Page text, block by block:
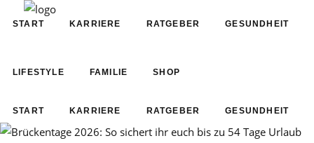
START KARRIERE RATGEBER GESUNDHEIT
START KARRIERE RATGEBER GESUNDHEIT
LIFESTYLE FAMILIE SHOP